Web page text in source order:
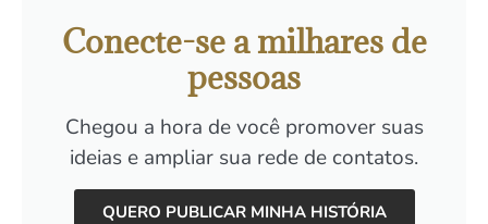
Conecte-se a milhares de
pessoas
Chegou a hora de você promover suas
ideias e ampliar sua rede de contatos.
QUERO PUBLICAR MINHA HISTÓRIA